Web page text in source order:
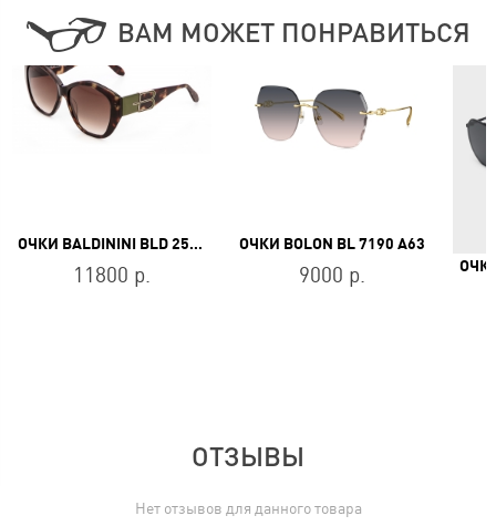
ВАМ МОЖЕТ ПОНРАВИТЬСЯ
ОЧКИ BALDININI BLD 2505 PF 103
11800 р.
ОЧКИ BOLON BL 7190 A63
9000 р.
ОТЗЫВЫ
Нет отзывов для данного товара